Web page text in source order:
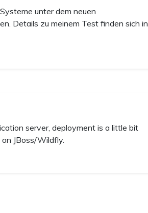
unter dem neuen
Details zu meinem Test finden sich in
server, deployment is a little bit
JBoss/Wildfly.